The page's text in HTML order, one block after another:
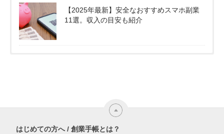
【2025年最新】安全なおすすめスマホ副業
11選。収入の目安も紹介
はじめての方へ / 創業手帳とは？